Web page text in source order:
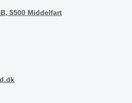
5500 Middelfart